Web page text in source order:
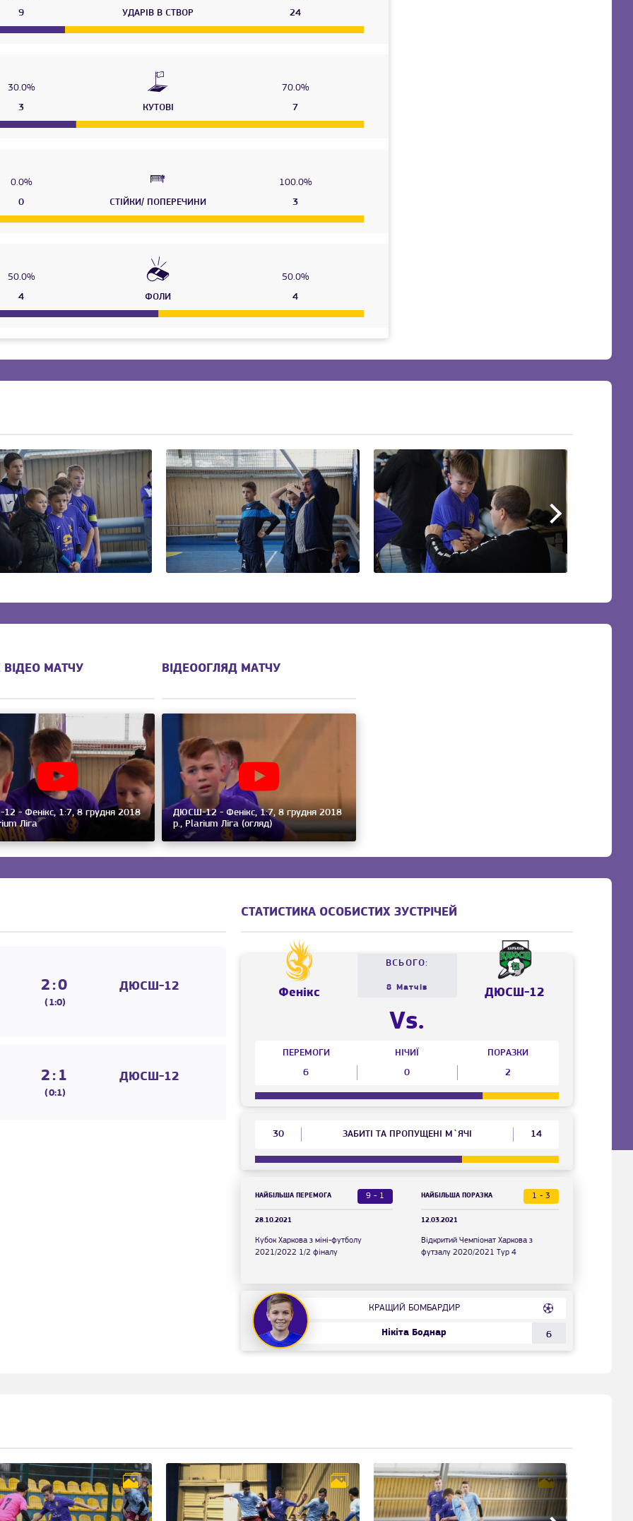
9
УДАРІВ В СТВОР 24
30.0%
70.0%
3
КУТОВІ 7
0.0%
100.0%
0
СТІЙКИ/ ПОПЕРЕЧИНИ 3
50.0%
50.0%
4
ФОЛИ 4
МАТЧУ
- Фенікс, 1:7, 8 грудня 2018
Ліга
ВІДЕООГЛЯД МАТЧУ
ДЮСШ-12 - Фенікс, 1:7, 8 грудня 2018
р., Plarium Ліга (огляд)
2:0
(1:0)
ДЮСШ-12
2:1
(0:1)
ДЮСШ-12
СТАТИСТИКА ОСОБИСТИХ ЗУСТРІЧЕЙ
Фенікс
ВСЬОГО:
8 Матчів
Vs.
ДЮСШ-12
ПЕРЕМОГИ
6
НІЧИЇ
0
ПОРАЗКИ
2
30 ЗАБИТІ ТА ПРОПУЩЕНІ М`ЯЧІ 14
НАЙБІЛЬША ПЕРЕМОГА 9 - 1
28.10.2021
Кубок Харкова з міні-футболу
2021/2022 1/2 фіналу
НАЙБІЛЬША ПОРАЗКА 1 - 3
12.03.2021
Відкритий Чемпіонат Харкова з
футзалу 2020/2021 Тур 4
КРАЩИЙ БОМБАРДИР
Нікіта Боднар 6